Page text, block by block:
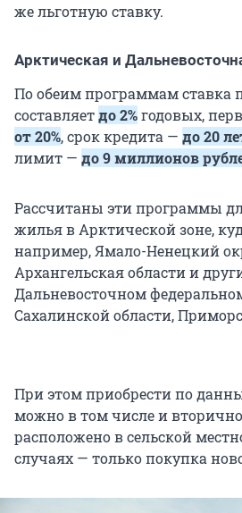
же льготную ставку.
Арктическая и
По обеим программам ставка
составляетдо 2%годовых,
от 20%, срок кредита — до 20
лимит — до 9 миллионов
Рассчитаны эти программы
жилья в Арктической зоне,
например, Ямало-Ненецкий
Архангельская области и
Дальневосточном
Сахалинской области,
При этом приобрести по
можно в том числе и
расположено в сельской
случаях — только покупка